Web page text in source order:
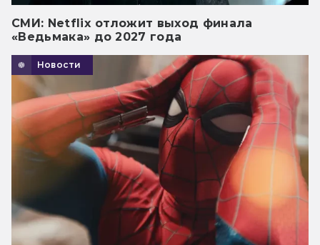
СМИ: Netflix отложит выход финала
«Ведьмака» до 2027 года
Новости